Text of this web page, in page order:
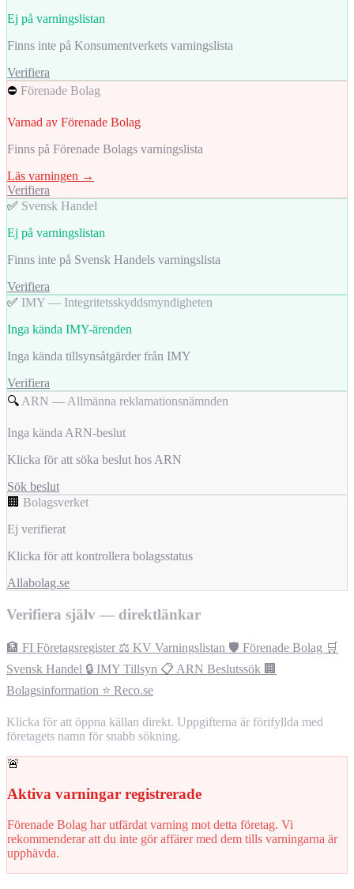
Ej på varningslistan
Finns inte på Konsumentverkets varningslista
Verifiera
⛔ Förenade Bolag
Varnad av Förenade Bolag
Finns på Förenade Bolags varningslista
Läs varningen →
Verifiera
✅ Svensk Handel
Ej på varningslistan
Finns inte på Svensk Handels varningslista
Verifiera
✅ IMY — Integritetsskyddsmyndigheten
Inga kända IMY-ärenden
Inga kända tillsynsåtgärder från IMY
Verifiera
🔍 ARN — Allmänna reklamationsnämnden
Inga kända ARN-beslut
Klicka för att söka beslut hos ARN
Sök beslut
🏢 Bolagsverket
Ej verifierat
Klicka för att kontrollera bolagsstatus
Allabolag.se
Verifiera själv — direktlänkar
🏦 FI Företagsregister ⚖️ KV Varningslistan 🛡️ Förenade Bolag 🛒
Svensk Handel 🔒 IMY Tillsyn 📋 ARN Beslutssök 🏢
Bolagsinformation ⭐ Reco.se
Klicka för att öppna källan direkt. Uppgifterna är förifyllda med
företagets namn för snabb sökning.
🚨
Aktiva varningar registrerade
Förenade Bolag har utfärdat varning mot detta företag. Vi
rekommenderar att du inte gör affärer med dem tills varningarna är
upphävda.